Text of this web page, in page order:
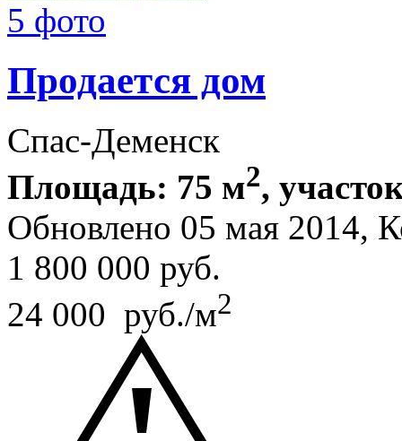
5 фото
Продается дом
Спас-Деменск
Площадь: 75 м2,
Обновлено 05 мая 2014,
1 800 000 руб.
24 000 руб./м2